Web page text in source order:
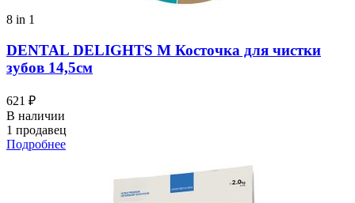
8 in 1
DENTAL DELIGHTS M Косточка для чистки
зубов 14,5см
621 ₽
В наличии
1 продавец
Подробнее